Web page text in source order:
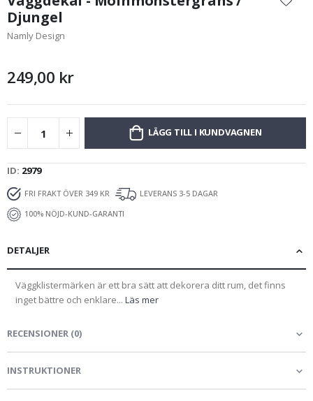
början
av
bildgalleriet
Djungel
Namly Design
249,00 kr
LÄGG TILL I KUNDVAGNEN
ID 2979
FRI FRAKT ÖVER 349 KR
LEVERANS 3-5 DAGAR
100% NÖJD-KUND-GARANTI
DETALJER
Väggklistermärken är ett bra sätt att dekorera ditt rum, det finns
inget bättre och enklare... Läs mer
RECENSIONER (0)
INSTRUKTIONER